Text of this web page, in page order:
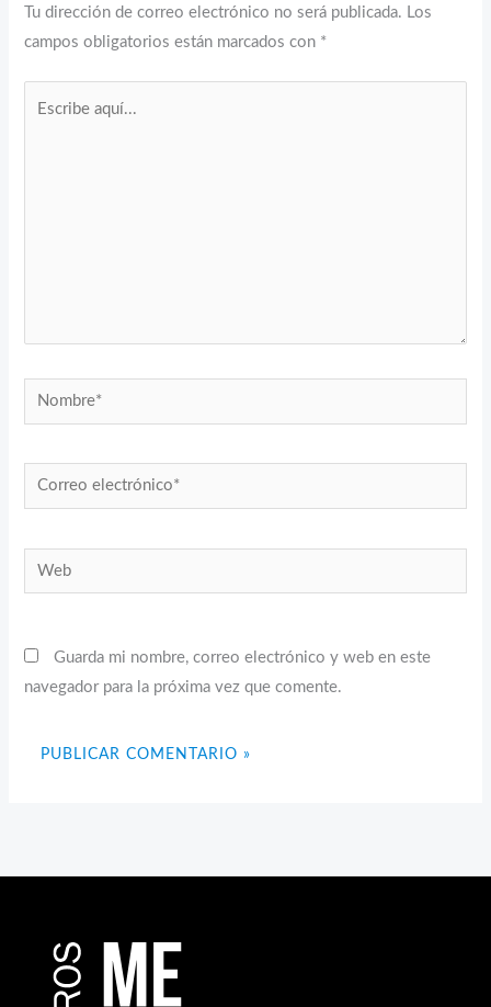
Tu dirección de correo electrónico no será publicada. Los
campos obligatorios están marcados con *
Nombre*
Correo
electrónico*
Web
Guarda mi nombre, correo electrónico y web en este
navegador para la próxima vez que comente.